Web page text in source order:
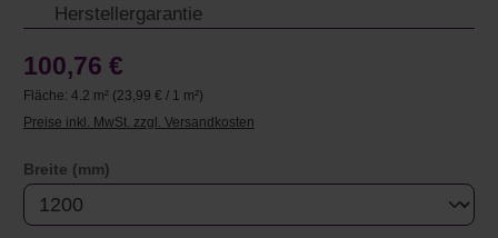
Herstellergarantie
100,76 €
Fläche: 4.2 m² (23,99 € / 1 m²)
Preise inkl. MwSt. zzgl. Versandkosten
Breite (mm)